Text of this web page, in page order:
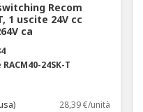
Recom
1 uscite 24V cc
ca
RACM40-24SK-T
28,39 €/unità